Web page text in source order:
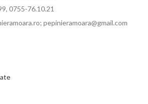
0755-76.10.21
pepinieramoara@gmail.com